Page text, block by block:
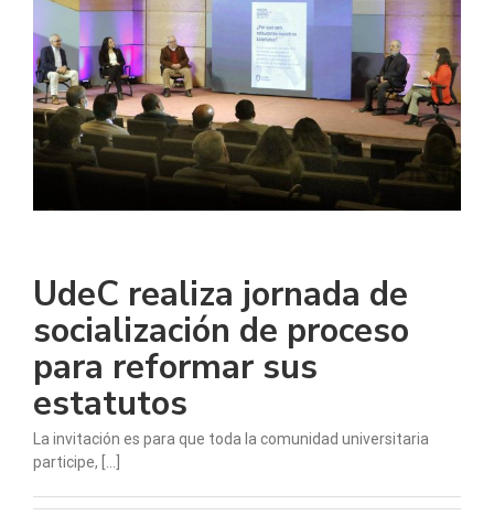
UdeC realiza jornada de
socialización de proceso
para reformar sus
estatutos
La invitación es para que toda la comunidad universitaria
participe, [...]